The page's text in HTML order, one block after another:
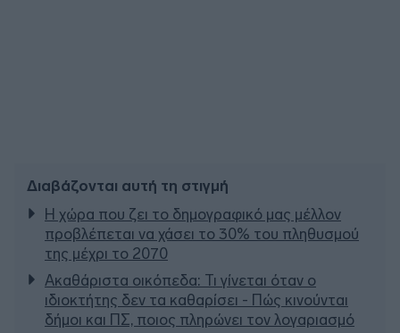
Διαβάζονται αυτή τη στιγμή
Η χώρα που ζει το δημογραφικό μας μέλλον
προβλέπεται να χάσει το 30% του πληθυσμού
της μέχρι το 2070
Ακαθάριστα οικόπεδα: Τι γίνεται όταν ο
ιδιοκτήτης δεν τα καθαρίσει - Πώς κινούνται
δήμοι και ΠΣ, ποιος πληρώνει τον λογαριασμό